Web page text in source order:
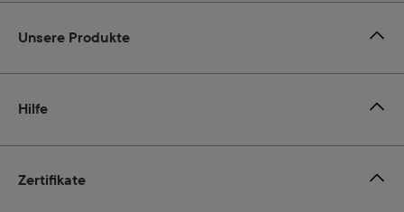
Zertifikate
Unsere Produkte
Hilfe